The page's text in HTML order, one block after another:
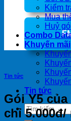
Kiểm
Mua
Huỷ
Combo
Khuyến mãi
Tin tức
Tin tức
Gói Y5
chỉ 5.000đ/